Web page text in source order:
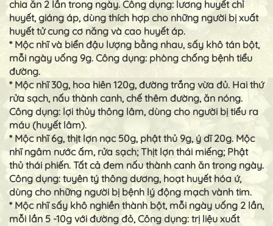
chia ăn 2 lần trong ngày. Công dụng: lương huyết chỉ
huyết, giáng áp, dùng thích hợp cho những người bị xuất
huyết tử cung cơ năng và cao huyết áp.
* Mộc nhĩ và biển đậu lượng bằng nhau, sấy khô tán bột,
mỗi ngày uống 9g. Công dụng: phòng chống bệnh tiểu
đường.
* Mộc nhĩ 30g, hoa hiên 120g, đường trắng vừa đủ. Hai thứ
rửa sạch, nấu thành canh, chế thêm đường, ăn nóng.
Công dụng: lợi thủy thông lâm, dùng cho người bị tiểu ra
máu (huyết lâm).
* Mộc nhĩ 6g, thịt lợn nạc 50g, phật thủ 9g, ý dĩ 20g. Mộc
nhĩ ngâm nước ấm, rửa sạch; Thịt lợn thái miếng; Phật
thủ thái phiến. Tất cả đem nấu thành canh ăn trong ngày.
Công dụng: tuyên tý thông dương, hoạt huyết hóa ứ,
dùng cho những người bị bệnh lý động mạch vành tim.
* Mộc nhĩ sấy khô nghiền thành bột, mỗi ngày uống 2 lần,
mỗi lần 5 -10g với đường đỏ, Công dụng: trị liệu xuất